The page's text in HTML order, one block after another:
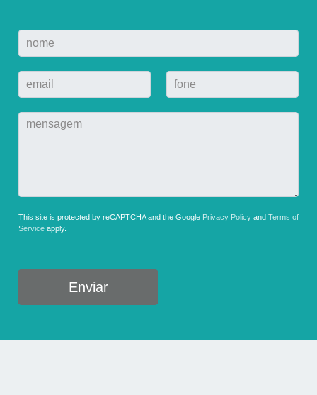
This site is protected by reCAPTCHA and the Google Privacy Policy and Terms of
Service apply.
Enviar